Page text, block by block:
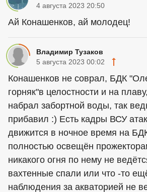
4 августа 2023 20:50
Ай Конашенков, ай молодец!
Владимир Тузаков
5 августа 2023 00:02
Конашенков не соврал, БДК
горняк"в целостности и на
набрал забортной воды, так
прибавил :) Есть кадры ВСУ
движится в ночное время на
полностью освещён
никакого огня по нему не
вахтенные спали или что -то
наблюдения за акваторией не